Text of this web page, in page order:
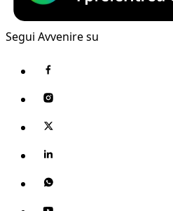
Segui Avvenire su